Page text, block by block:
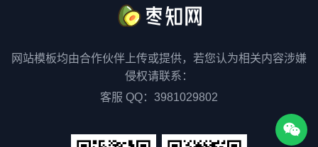
网站模板均由合作伙伴上传或提供，若您认为相关内容涉嫌
侵权请联系：
客服 QQ：3981029802